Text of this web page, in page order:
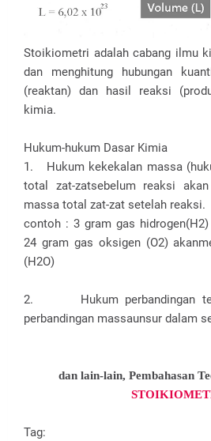
Stoikiometri adalah cabang ilmu
dan menghitung hubungan
(reaktan) dan hasil reaksi
kimia.
Hukum-hukum Dasar Kimia
1. Hukum kekekalan massa
total zat-zatsebelum reaksi
massa total zat-zat setelah reaksi.
contoh : 3 gram gas
24 gram gas oksigen (O2)
(H2O)
2. Hukum perbandingan
perbandingan massaunsur dalam
dan lain-lain, Pembahasan
Tag: